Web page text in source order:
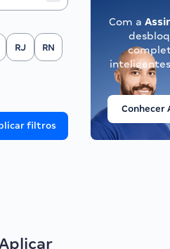
RJ RN
filtros
Com a
Conhecer